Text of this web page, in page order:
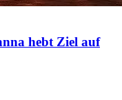
hebt Ziel auf